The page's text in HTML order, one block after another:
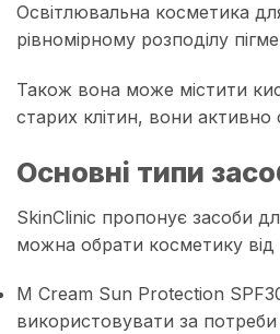
Освітлювальна косметика
рівномірному розподілу
Також вона може містити
старих клітин, вони
Основні типи
SkinClinic пропонує засоби
можна обрати косметику від
M Cream Sun Protection
використовувати за потреби